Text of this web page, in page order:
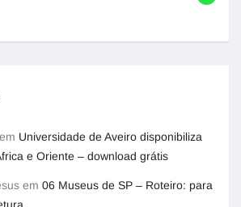
em Universidade de Aveiro disponibiliza
e Oriente – download grátis
em 06 Museus de SP – Roteiro: para